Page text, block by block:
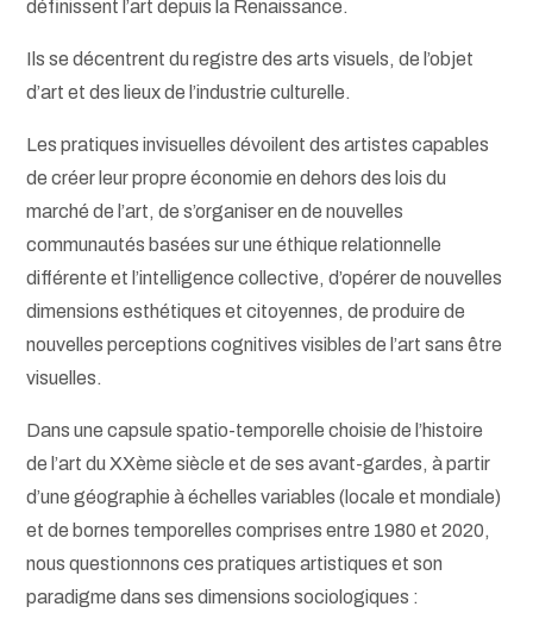
définissent l’art depuis la Renaissance.
Ils se décentrent du registre des arts visuels, de l’objet
d’art et des lieux de l’industrie culturelle.
Les pratiques invisuelles dévoilent des artistes capables
de créer leur propre économie en dehors des lois du
marché de l’art, de s’organiser en de nouvelles
communautés basées sur une éthique relationnelle
différente et l’intelligence collective, d’opérer de nouvelles
dimensions esthétiques et citoyennes, de produire de
nouvelles perceptions cognitives visibles de l’art sans être
visuelles.
Dans une capsule spatio-temporelle choisie de l’histoire
de l’art du XXème siècle et de ses avant-gardes, à partir
d’une géographie à échelles variables (locale et mondiale)
et de bornes temporelles comprises entre 1980 et 2020,
nous questionnons ces pratiques artistiques et son
paradigme dans ses dimensions sociologiques :